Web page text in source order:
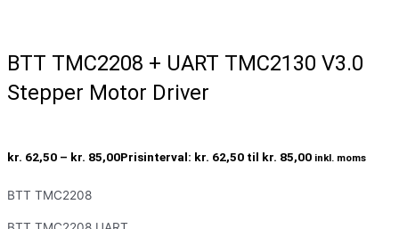
BTT TMC2208 + UART TMC2130 V3.0
Stepper Motor Driver
kr. 62,50 – kr. 85,00Prisinterval: kr. 62,50 til kr. 85,00 inkl. moms
BTT TMC2208